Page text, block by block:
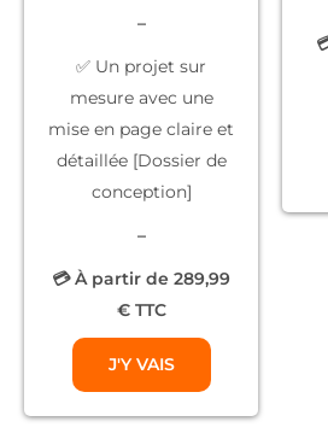
–
✅ Un projet sur
mesureavec une
mise en page claire et
détaillée [Dossier de
conception]
–
💳 À partir de 289,99
€ TTC
J'Y VAIS